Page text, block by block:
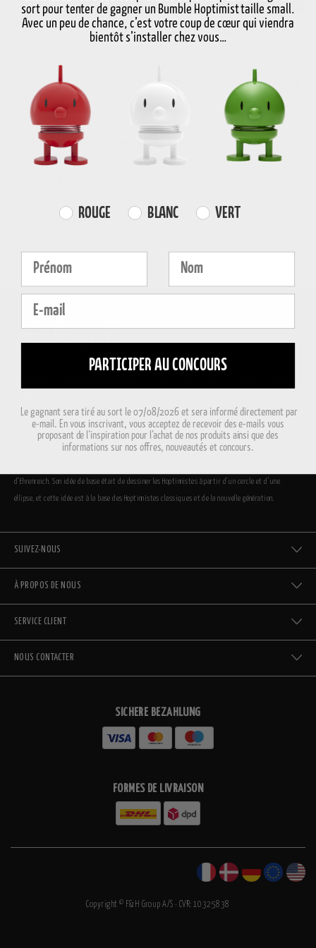
En stock Livraison en 3-5 jours
LIVRAISON
GRATUITE
au-delà de 59€
ouvrables
DROIT DE RETOUR
30 jours de retour
Informations sur le produit
En 2009, nous avons relancé l’Hoptimiste, et aujourd’hui, les chiffres rebondissent à nouveau au
Danemark et dans le reste du monde.
d’Ehrenreich. Son idée de base était de dessiner les Hoptimistes à partir d’un cercle et d’une
ellipse, et cette idée est à la base des Hoptimistes classiques et de la nouvelle génération.
SUIVEZ-NOUS
À PROPOS DE NOUS
SERVICE CLIENT
NOUS CONTACTER
SICHERE BEZAHLUNG
FORMES DE LIVRAISON
Copyright © F&H Group A/S · CVR: 10325838
sort pour tenter de gagner un Bumble Hoptimist taille small.
Avec un peu de chance, c’est votre coup de cœur qui viendra
bientôt s’installer chez vous…
Farvevalg
ROUGE BLANC VERT
Fornavn Efternavn
E-mail
PARTICIPER AU CONCOURS
Le gagnant sera tiré au sort le 07/08/2026 et sera informé directement par
e-mail. En vous inscrivant, vous acceptez de recevoir des e-mails vous
proposant de l’inspiration pour l’achat de nos produits ainsi que des
informations sur nos offres, nouveautés et concours.